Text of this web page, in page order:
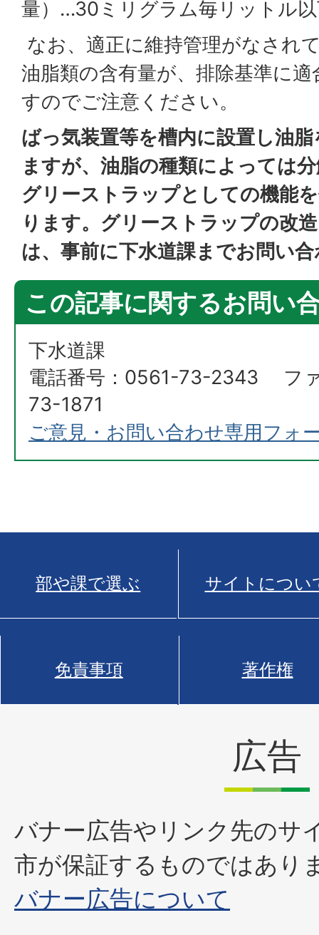
量）…30ミリグラム毎リットル
なお、適正に維持管理がなされ
油脂類の含有量が、排除基準に
すのでご注意ください。
ばっ気装置等を槽内に設置し油
ますが、油脂の種類によっては
グリーストラップとしての機能
ります。グリーストラップの改
は、事前に下水道課までお問い
この記事に関するお問い
下水道課
電話番号：0561-73-2343 フ
73-1871
ご意見・お問い合わせ専用フォ
部や課で選ぶ サイトについ
免責事項 著作権
広告
バナー広告やリンク先のサ
市が保証するものではあり
バナー広告について